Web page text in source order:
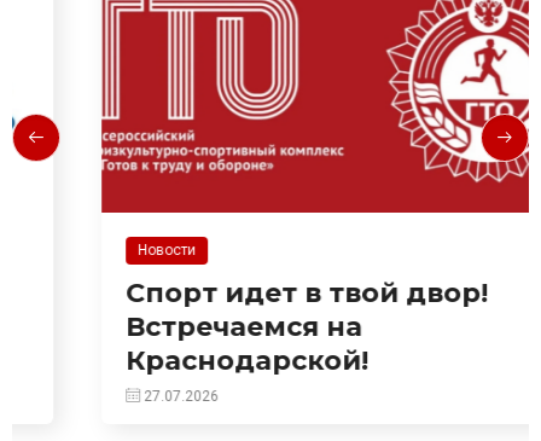
Спорт идет в твой двор!
Встречаемся на
Краснодарской!
27.07.2026